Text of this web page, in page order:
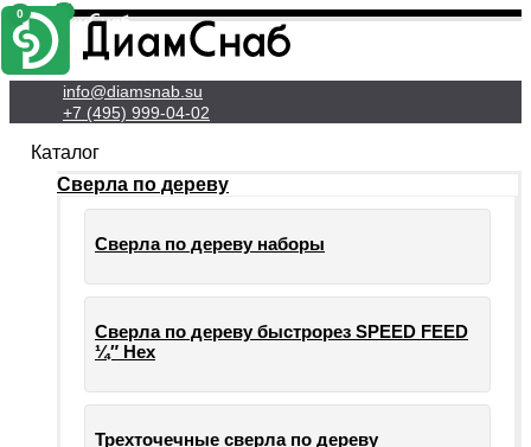
Личный Кабинет
info@diamsnab.su
+7 (495) 999-04-02
Каталог
Сверла по дереву
Сверла по дереву наборы
Сверла по дереву быстрорез SPEED FEED
¼″ Hex
Трехточечные сверла по дереву
0